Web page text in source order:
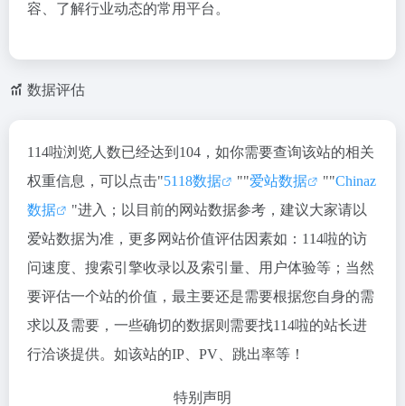
容、了解行业动态的常用平台。
数据评估
114啦浏览人数已经达到104，如你需要查询该站的相关
权重信息，可以点击"5118数据 ""爱站数据 ""Chinaz
数据
"进入；以目前的网站数据参考，建议大家请以
爱站数据为准，更多网站价值评估因素如：114啦的访
问速度、搜索引擎收录以及索引量、用户体验等；当然
要评估一个站的价值，最主要还是需要根据您自身的需
求以及需要，一些确切的数据则需要找114啦的站长进
行洽谈提供。如该站的IP、PV、跳出率等！
特别声明